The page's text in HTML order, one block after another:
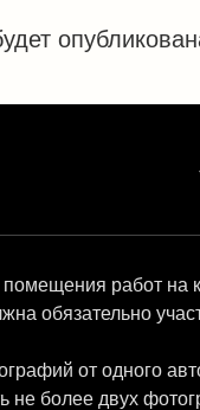
работ на
обязательно
от одного
не более двух